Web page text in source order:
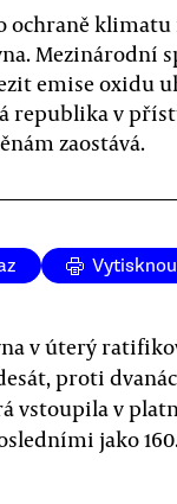
ochraně
Mezinárodní
emise oxidu
republika v
zaostává.
v úterý
proti
vstoupila v
jako